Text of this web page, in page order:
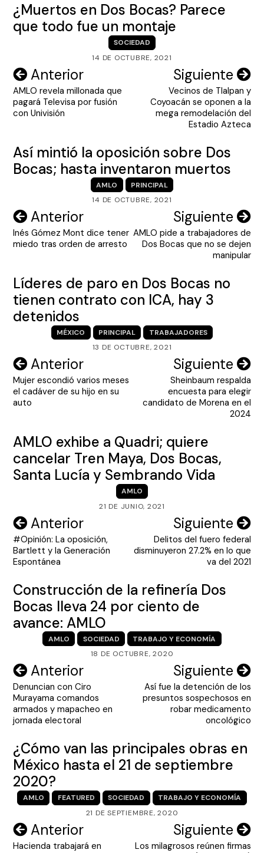
¿Muertos en Dos Bocas? Parece
que todo fue un montaje
SOCIEDAD
14 DE OCTUBRE, 2021
Navegación
de
entradas
Anterior
AMLO revela millonada que
pagará Televisa por fusión
con Univisión
Siguiente
Vecinos de Tlalpan y
Coyoacán se oponen a la
mega remodelación del
Estadio Azteca
Así mintió la oposición sobre Dos
Bocas; hasta inventaron muertos
AMLO
PRINCIPAL
14 DE OCTUBRE, 2021
Navegación
de
Anterior
Inés Gómez Mont dice tener
miedo tras orden de arresto
Siguiente
AMLO pide a trabajadores de
Dos Bocas que no se dejen
manipular
Líderes de paro en Dos Bocas no
tienen contrato con ICA, hay 3
detenidos
MÉXICO PRINCIPAL
TRABAJADORES
13 DE OCTUBRE, 2021
Navegación
de
entradas
Anterior
Mujer escondió varios meses
el cadáver de su hijo en su
auto
Siguiente
Sheinbaum respalda
encuesta para elegir
candidato de Morena en el
2024
AMLO exhibe a Quadri; quiere
cancelar Tren Maya, Dos Bocas,
Santa Lucía y Sembrando Vida
AMLO
21 DE JUNIO, 2021
Navegación
de
entradas
Anterior
#Opinión: La oposición,
Bartlett y la Generación
Espontánea
Siguiente
Delitos del fuero federal
disminuyeron 27.2% en lo que
va del 2021
Construcción de la refinería Dos
Bocas lleva 24 por ciento de
avance: AMLO
AMLO SOCIEDAD
TRABAJO Y ECONOMÍA
18 DE OCTUBRE, 2020
Navegación
de
entradas
Anterior
Denuncian con Ciro
Murayama comandos
armados y mapacheo en
jornada electoral
Siguiente
Así fue la detención de los
presuntos sospechosos en
robar medicamento
oncológico
¿Cómo van las principales obras en
México hasta el 21 de septiembre
2020?
AMLO FEATURED SOCIEDAD
TRABAJO Y ECONOMÍA
21 DE SEPTIEMBRE, 2020
Navegación
Anterior
Hacienda trabajará en
Siguiente
Los milagrosos reúnen firmas